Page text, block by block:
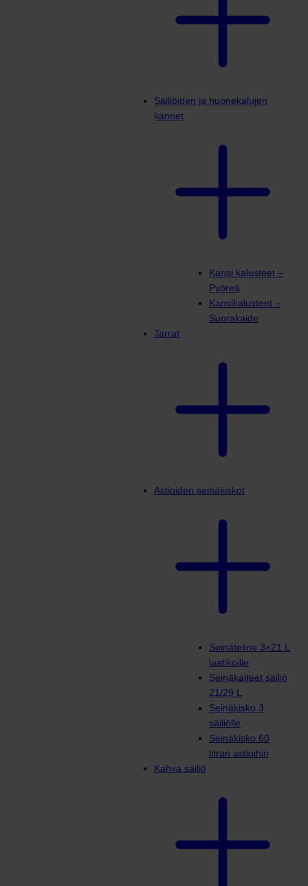
Säiliöiden ja huonekalujen
kannet
Kansi kalusteet –
Pyöreä
Kansikalusteet –
Suorakaide
Tarrat
Astioiden seinäkiskot
Seinäteline 3×21 L
laatikoille
Seinäkaiteet säiliö
21/29 L
Seinäkisko 3
säiliölle
Seinäkisko 60
litran astioihin
Kahva säiliö